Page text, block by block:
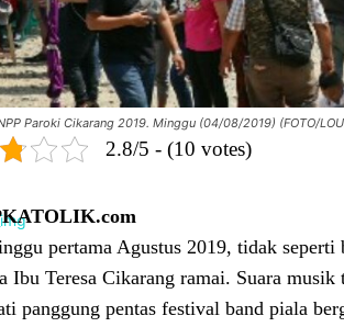
Paroki Cikarang 2019. Minggu (04/08/2019) (FOTO/
2.8/5 - (10 votes)
pertama Agustus 2019, tidak
Ibu Teresa Cikarang ramai. Suara
panggung pentas festival band piala